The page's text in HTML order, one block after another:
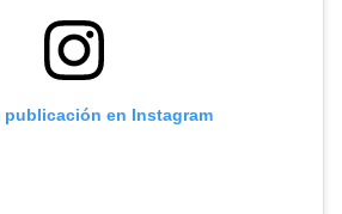
publicación en Instagram